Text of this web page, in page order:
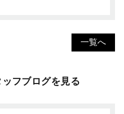
一覧へ
フブログを見る